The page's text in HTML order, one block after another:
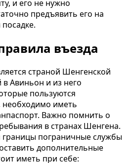
и его не нужно
предъявить его на
въезда
страной Шенгенской
Авиньон и из него
пользуются
иметь
Важно помнить о
в странах Шенгена.
границы пограничные службы
дополнительные
иметь при себе: